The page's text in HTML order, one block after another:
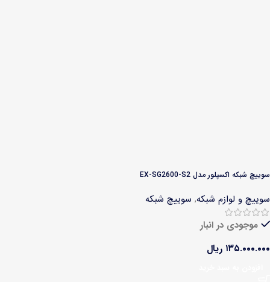
سوییچ شبکه اکسپلور مدل EX-SG2600-S2
سوییچ و لوازم شبکه, سوییچ شبکه
موجودی در انبار
۱۳۵.۰۰۰.۰۰۰ ریال